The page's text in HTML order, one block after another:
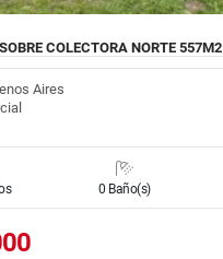
COLECTORA NORTE 557M2
Aires
0 Baño(s)